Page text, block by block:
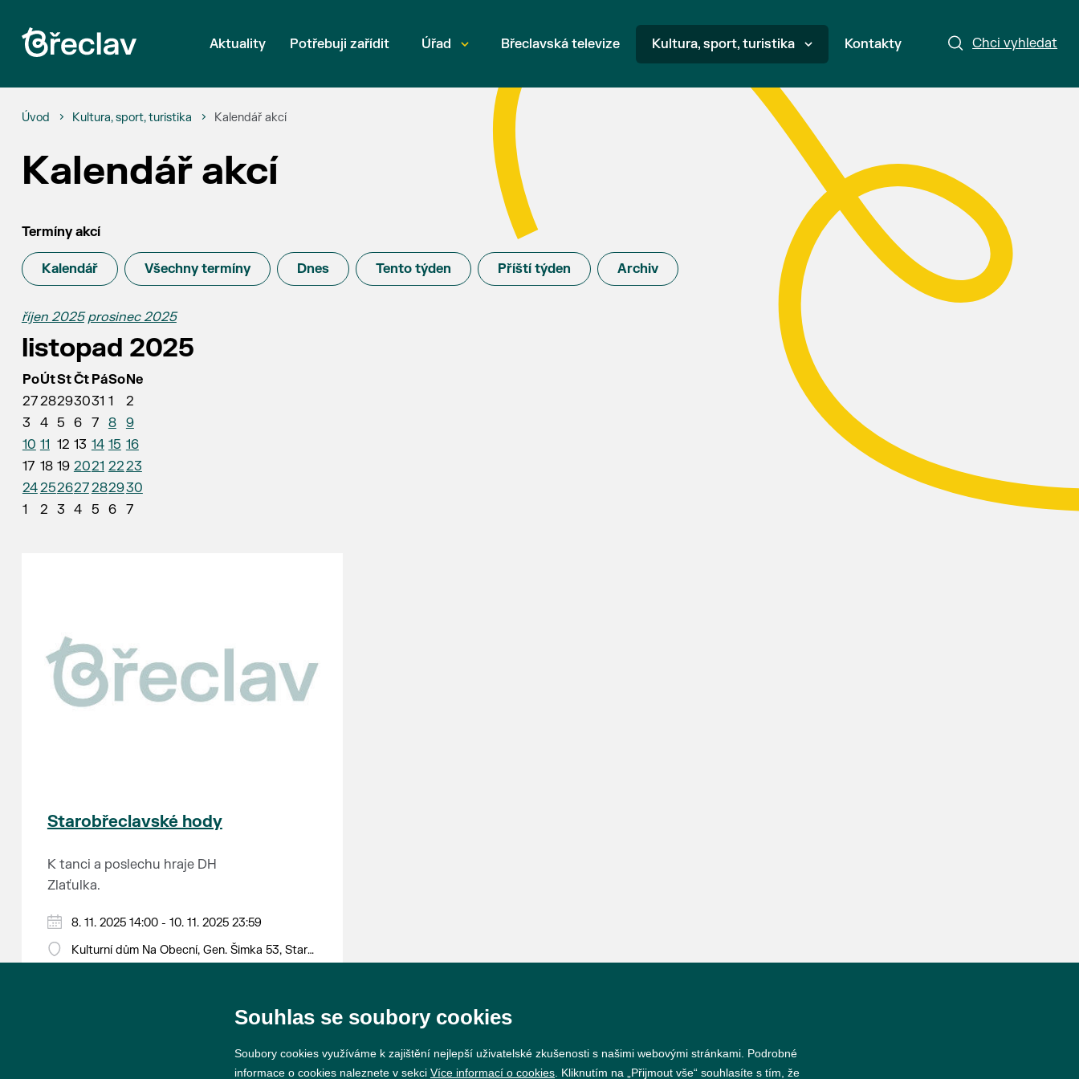
Chci vyhledat
Aktuality Potřebuji zařídit Úřad Břeclavská televize Kultura, sport, turistika Kontakty
Úvod Kultura, sport, turistika Kalendář akcí
Kalendář akcí
Termíny akcí
Kalendář Všechny termíny Dnes Tento týden Příští týden Archiv
říjen 2025 prosinec 2025
listopad 2025
PoÚtStČt PáSoNe
2728293031 1
2
3
4 5 6 7 8
9
10 11 12 13 14 15 16
17 18 19 2021 2223
24252627282930
1
2 3 4 5 6 7
Starobřeclavské hody
K tanci a poslechu hraje DH
Zlaťulka.
8. 11. 2025 14:00 - 10. 11. 2025 23:59
Kulturní dům Na Obecní, Gen. Šimka 53, Stará
Souhlas se soubory cookies
Soubory cookies využíváme k zajištění nejlepší uživatelské zkušenosti s našimi webovými stránkami. Podrobné
informace o cookies naleznete v sekci Více informací o cookies . Kliknutím na „Přijmout vše“ souhlasíte s tím, že